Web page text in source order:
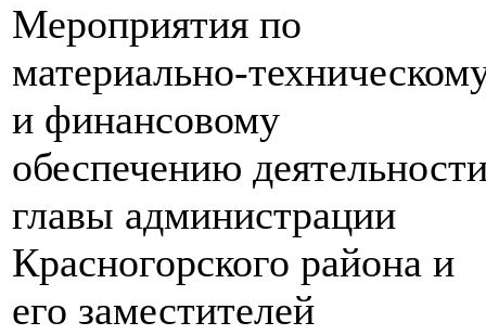
Мероприятия по
материально-
и финансовому
обеспечению
главы администрации
Красногорского района и
его заместителей